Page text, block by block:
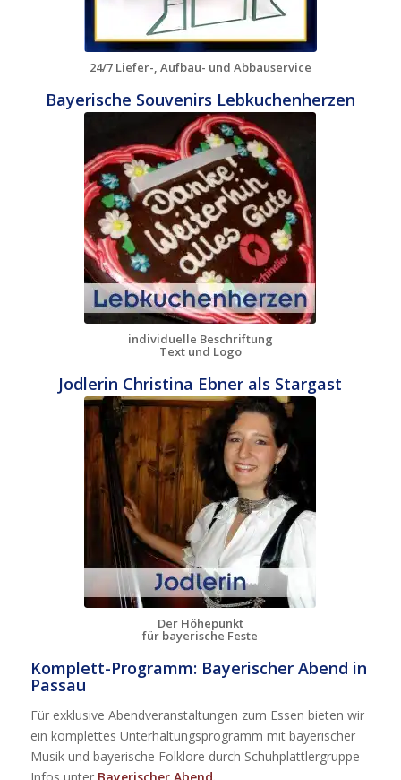
24/7 Liefer-, Aufbau- und Abbauservice
Bayerische Souvenirs Lebkuchenherzen
individuelle Beschriftung
Text und Logo
Jodlerin Christina Ebner als Stargast
Der Höhepunkt
für bayerische Feste
Komplett-Programm: Bayerischer Abend in
Passau
Für exklusive Abendveranstaltungen zum Essen bieten wir
ein komplettes Unterhaltungsprogramm mit bayerischer
Musik und bayerische Folklore durch Schuhplattlergruppe –